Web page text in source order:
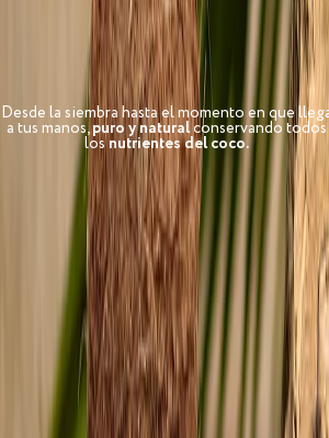
Desde la siembra hasta el momento en que llega
a tus manos,puro y naturalconservando todos
losnutrientes del coco.